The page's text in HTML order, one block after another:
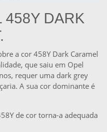
458Y DARK
a cor 458Y Dark Caramel
que saiu em Opel
requer uma dark grey
A sua cor dominante é
de cor torna-a adequada